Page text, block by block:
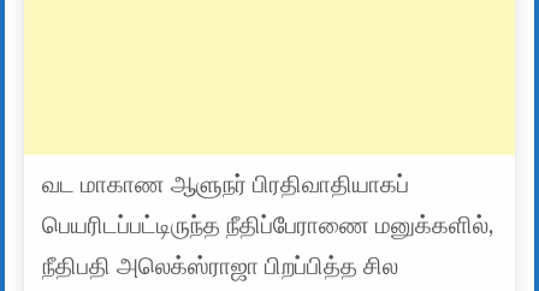
வட மாகாண ஆளுநர் பிரதிவாதியாகப்
பெயரிடப்பட்டிருந்த நீதிப்பேராணை மனுக்களில்,
நீதிபதி அலெக்ஸ்ராஜா பிறப்பித்த சில